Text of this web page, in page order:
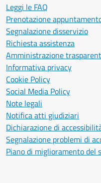
Leggi le FAQ
Prenotazione
Segnalazione disservizio
Richiesta assistenza
Amministrazione
Informativa privacy
Cookie Policy
Social Media Policy
Note legali
Notifica atti giudiziari
Dichiarazione di
Segnalazione problemi di
Piano di miglioramento del